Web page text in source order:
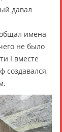
давал
имена
не было
I вместе
создавался,